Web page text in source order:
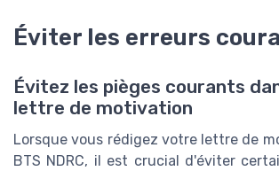
Éviter les erreurs
Évitez les pièges courants
lettre de motivation
Lorsque vous rédigez votre lettre de
BTS NDRC, il est crucial d'éviter